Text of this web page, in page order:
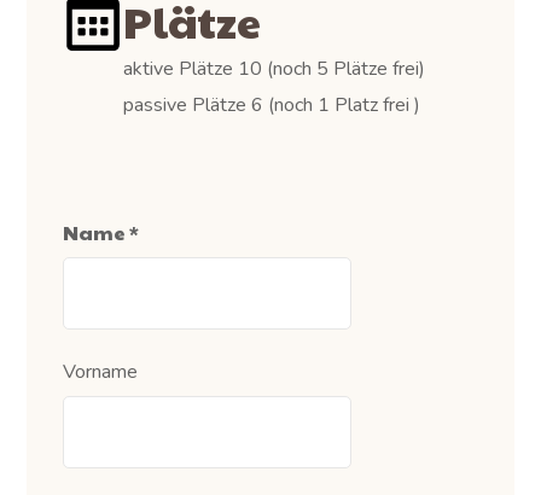
Plätze
aktive Plätze 10 (noch 5 Plätze frei)
passive Plätze 6 (noch 1 Platz frei )
Name*
Vorname